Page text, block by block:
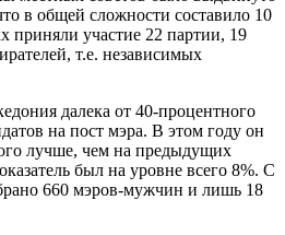
в общей сложности составило 10
приняли участие 22 партии, 19
т.е. независимых
далека от 40-процентного
на пост мэра. В этом году он
лучше, чем на предыдущих
был на уровне всего 8%. С
660 мэров-мужчин и лишь 18